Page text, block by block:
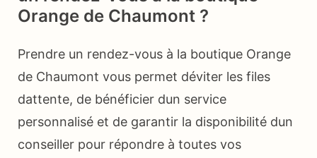
Orange de Chaumont ?
Prendre un rendez-vous à la boutique Orange
de Chaumont vous permet déviter les files
dattente, de bénéficier dun service
personnalisé et de garantir la disponibilité dun
conseiller pour répondre à toutes vos